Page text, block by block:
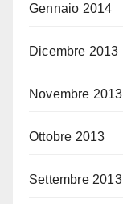
Gennaio 2014
Dicembre 2013
Novembre 2013
Ottobre 2013
Settembre 2013